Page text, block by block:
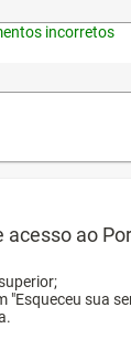
incorretos
ao
"Esqueceu sua